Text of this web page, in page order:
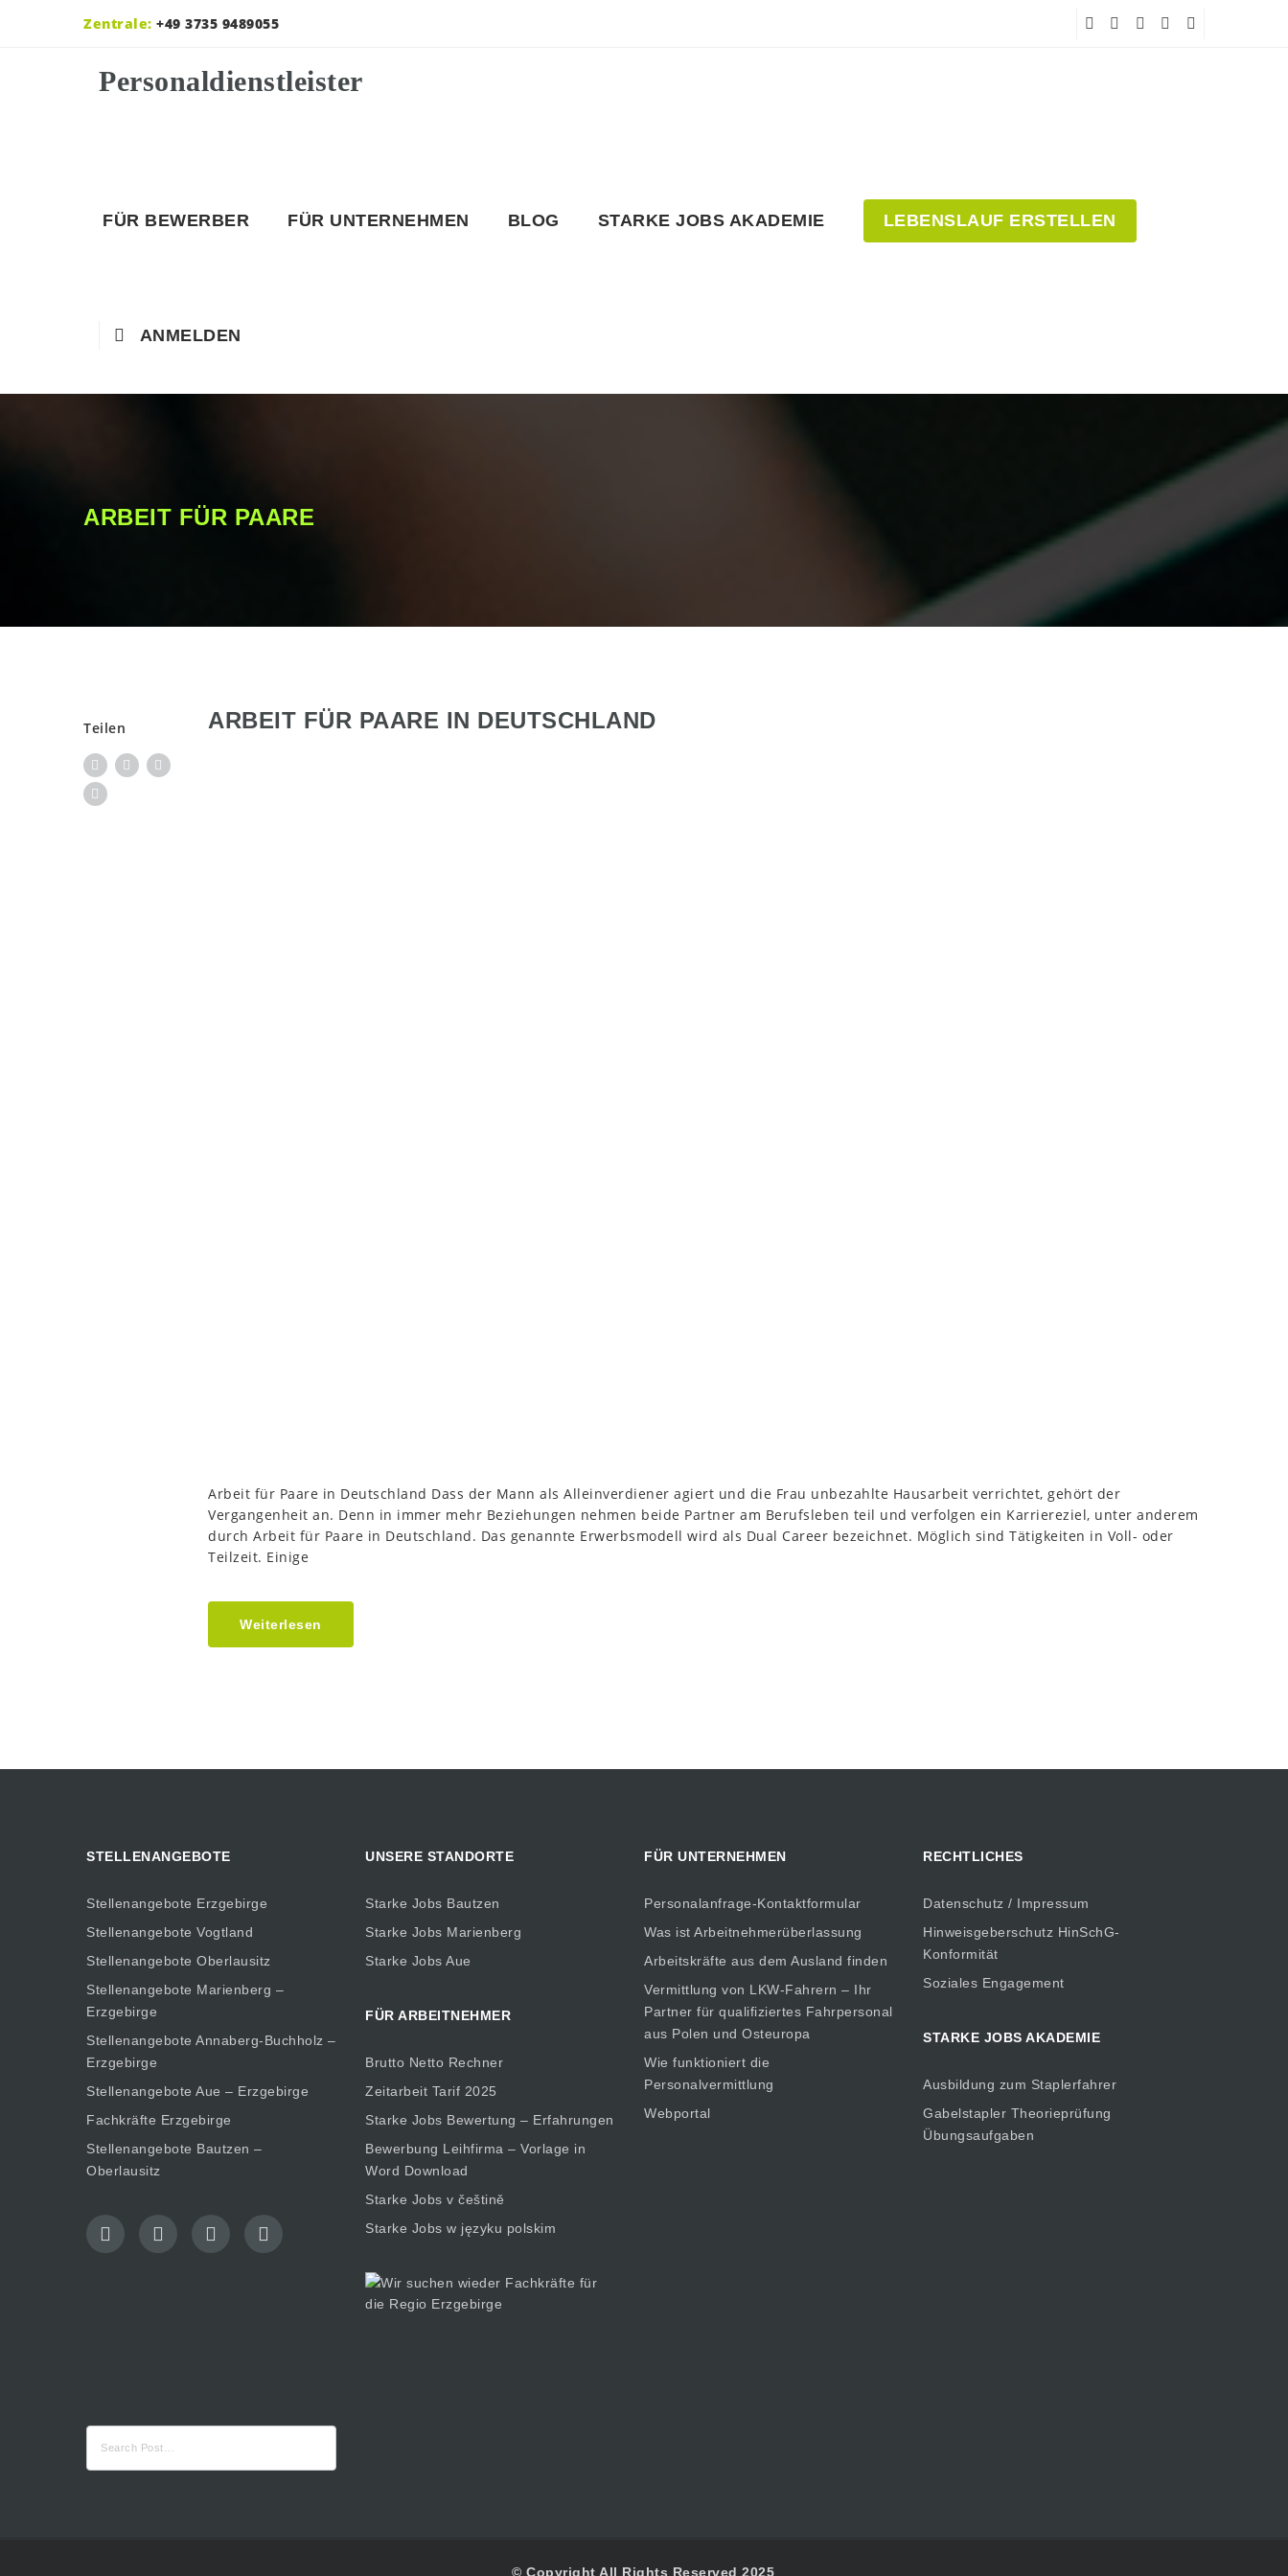
Zentrale: +49 3735 9489055
FÜR BEWERBER FÜR UNTERNEHMEN BLOG STARKE JOBS AKADEMIE LEBENSLAUF ERSTELLEN
ANMELDEN
ARBEIT FÜR PAARE
Teilen ARBEIT FÜR PAARE IN DEUTSCHLAND
Arbeit für Paare in Deutschland Dass der Mann als Alleinverdiener agiert und die Frau unbezahlte Hausarbeit verrichtet, gehört der
Vergangenheit an. Denn in immer mehr Beziehungen nehmen beide Partner am Berufsleben teil und verfolgen ein Karriereziel, unter anderem
durch Arbeit für Paare in Deutschland. Das genannte Erwerbsmodell wird als Dual Career bezeichnet. Möglich sind Tätigkeiten in Voll- oder
Teilzeit. Einige
Weiterlesen
STELLENANGEBOTE
Stellenangebote Erzgebirge
Stellenangebote Vogtland
Stellenangebote Oberlausitz
Stellenangebote Marienberg –
Erzgebirge
Stellenangebote Annaberg-Buchholz –
Erzgebirge
Stellenangebote Aue – Erzgebirge
Fachkräfte Erzgebirge
Stellenangebote Bautzen –
Oberlausitz
nach:
UNSERE STANDORTE
Starke Jobs Bautzen
Starke Jobs Marienberg
Starke Jobs Aue
FÜR ARBEITNEHMER
Brutto Netto Rechner
Zeitarbeit Tarif 2025
Starke Jobs Bewertung – Erfahrungen
Bewerbung Leihfirma – Vorlage in
Word Download
Starke Jobs v češtině
Starke Jobs w języku polskim
FÜR UNTERNEHMEN
Personalanfrage-Kontaktformular
Was ist Arbeitnehmerüberlassung
Arbeitskräfte aus dem Ausland finden
Vermittlung von LKW-Fahrern – Ihr
Partner für qualifiziertes Fahrpersonal
aus Polen und Osteuropa
Wie funktioniert die
Personalvermittlung
Webportal
RECHTLICHES
Datenschutz / Impressum
Hinweisgeberschutz HinSchG-
Konformität
Soziales Engagement
STARKE JOBS AKADEMIE
Ausbildung zum Staplerfahrer
Gabelstapler Theorieprüfung
Übungsaufgaben
© Copyright All Rights Reserved 2025